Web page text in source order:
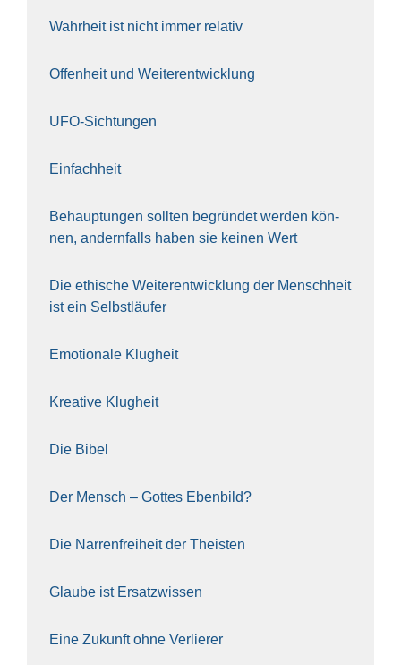
Wahr­heit ist nicht immer rela­tiv
Offen­heit und Wei­ter­ent­wick­lung
UFO-Sich­tun­gen
Ein­fach­heit
Behaup­tun­gen soll­ten begrün­det wer­den kön­
nen, andern­falls haben sie kei­nen Wert
Die ethi­sche Wei­ter­ent­wick­lung der Mensch­heit
ist ein Selbst­läu­fer
Emo­tio­na­le Klug­heit
Krea­ti­ve Klug­heit
Die Bibel
Der Mensch – Got­tes Eben­bild?
Die Nar­ren­frei­heit der The­is­ten
Glau­be ist Ersatz­wis­sen
Eine Zukunft ohne Ver­lie­rer